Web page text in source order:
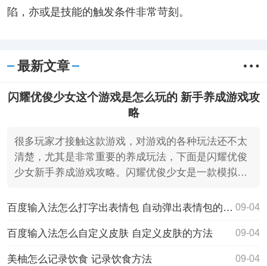
陷，亦或是技能的触发条件非常苛刻。
最新文章
闪耀优俊少女这个游戏是怎么玩的 新手养成游戏攻
略
很多玩家才接触这款游戏，对游戏的各种玩法还不太
清楚，尤其是非常重要的养成玩法，下面是闪耀优俊
少女新手养成游戏攻略。闪耀优俊少女是一款模拟养
百度输入法怎么打字出表情包 自动弹出表情包的方法 09-04
百度输入法怎么自定义皮肤 自定义皮肤的方法 09-04
美柚怎么记录饮食 记录饮食方法 09-04